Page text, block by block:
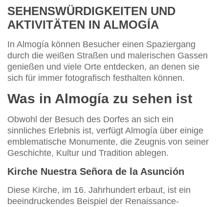
SEHENSWÜRDIGKEITEN UND
AKTIVITÄTEN IN ALMOGÍA
In Almogía können Besucher einen Spaziergang
durch die weißen Straßen und malerischen Gassen
genießen und viele Orte entdecken, an denen sie
sich für immer fotografisch festhalten können.
Was in Almogía zu sehen ist
Obwohl der Besuch des Dorfes an sich ein
sinnliches Erlebnis ist, verfügt Almogía über einige
emblematische Monumente, die Zeugnis von seiner
Geschichte, Kultur und Tradition ablegen.
Kirche Nuestra Señora de la Asunción
Diese Kirche, im 16. Jahrhundert erbaut, ist ein
beeindruckendes Beispiel der Renaissance-